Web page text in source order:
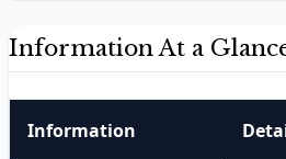
Information At a
Information